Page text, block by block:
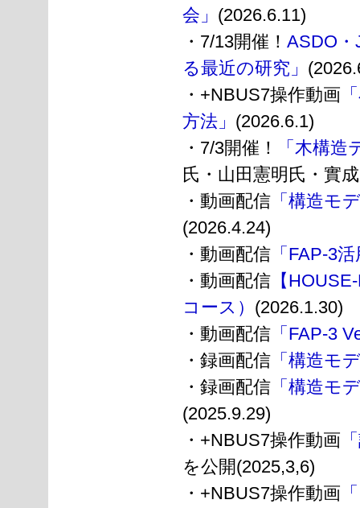
会」 (2026.6.11)
・7/13開催！ ASDO
る最近の研究」
・+NBUS7操作動画
方法」 (2026.6.1)
・7/3開催！
「木構
氏・山田憲明氏・實
・動画配信 「構造モ
(2026.4.24)
・動画配信 「FAP-3
・動画配信 【
コース） (2026.1.30)
・動画配信 「FAP-3
・録画配信 「構造モ
・録画配信 「構造モ
(2025.9.29)
・+NBUS7操作動画
を公開(2025,3,6)
・+NBUS7操作動画